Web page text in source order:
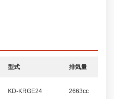
型式 排気量
KD-KRGE24 2663cc